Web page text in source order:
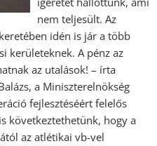
nem teljesült. Az
idén is jár a több
kerületeknek. A pénz az
az utalások! – írta
a Miniszterelnökség
fejlesztéséért felelős
következtethetünk, hogy a
az atlétikai vb-vel